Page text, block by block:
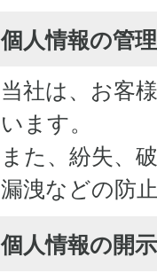
個人情報の管
当社は、お客
います。
また、紛失、
漏洩などの防
個人情報の開